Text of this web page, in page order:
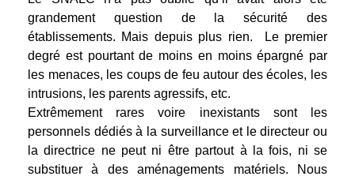
grandement question de la sécurité des
établissements. Mais depuis plus rien. Le premier
degré est pourtant de moins en moins épargné par
les menaces, les coups de feu autour des écoles, les
intrusions, les parents agressifs, etc.
Extrêmement rares voire inexistants sont les
personnels dédiés à la surveillance et le directeur ou
la directrice ne peut ni être partout à la fois, ni se
substituer à des aménagements matériels. Nous